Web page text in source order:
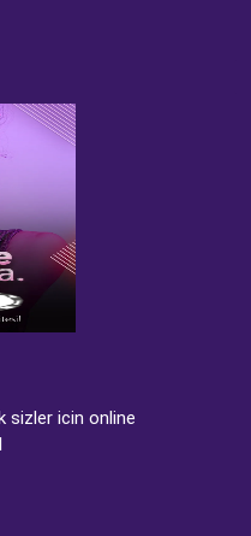
sizler icin online